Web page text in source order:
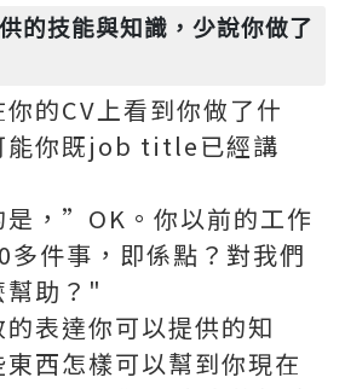
的技能與知識，少說你做了
的CV上看到你做了什
能你既job title已經講
是，”OK。你以前的工作
多件事，即係點？對我們
幫助？"
表達你可以提供的知
西怎樣可以幫到你現在